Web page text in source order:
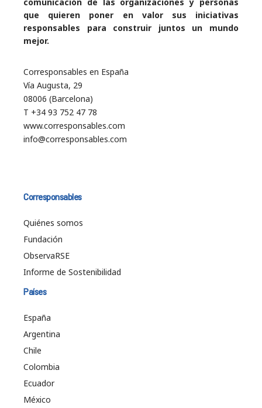
comunicación de las organizaciones y personas
que quieren poner en valor sus iniciativas
responsables para construir juntos un mundo
mejor.
Corresponsables en España
Vía Augusta, 29
08006 (Barcelona)
T +34 93 752 47 78
www.corresponsables.com
info@corresponsables.com
Corresponsables
Quiénes somos
Fundación
ObservaRSE
Informe de Sostenibilidad
Países
España
Argentina
Chile
Colombia
Ecuador
México